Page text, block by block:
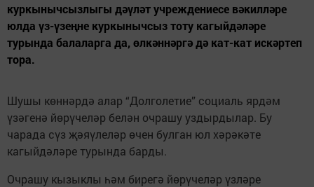
куркынычсызлыгы дәүләт учреждениесе вәкилләре
юлда үз-үзеңне куркынычсыз тоту кагыйдәләре
турында балаларга да, өлкәннәргә дә кат-кат искәртеп
тора.
Шушы көннәрдә алар “Долголетие” социаль ярдәм
үзәгенә йөрүчеләр белән очрашу уздырдылар. Бу
чарада сүз җәяүлеләр өчен булган юл хәрәкәте
кагыйдәләре турында барды.
Очрашу кызыклы һәм бирегә йөрүчеләр үзләре